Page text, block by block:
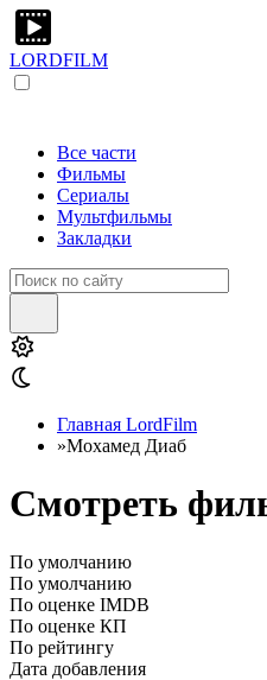
LORDFILM
Все части
Фильмы
Сериалы
Мультфильмы
Закладки
Главная LordFilm
»Мохамед Диаб
Смотреть
По умолчанию
По умолчанию
По оценке IMDB
По оценке КП
По рейтингу
Дата добавления